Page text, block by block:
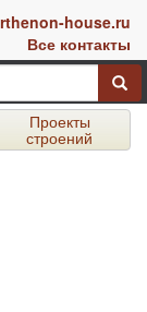
house.ru
Все контакты
Проекты
строений